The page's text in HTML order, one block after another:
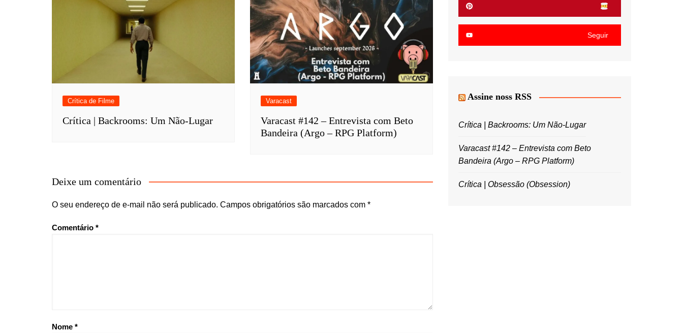
Crítica de Filme
Crítica | Backrooms: Um Não-Lugar
Varacast
Varacast #142 – Entrevista com Beto
Bandeira (Argo – RPG Platform)
Deixe um comentário
O seu endereço de e-mail não será publicado. Campos obrigatórios são marcados com *
Comentário *
Nome *
Seguir
Assine noss RSS
Crítica | Backrooms: Um Não-Lugar
Varacast #142 – Entrevista com Beto
Bandeira (Argo – RPG Platform)
Crítica | Obsessão (Obsession)